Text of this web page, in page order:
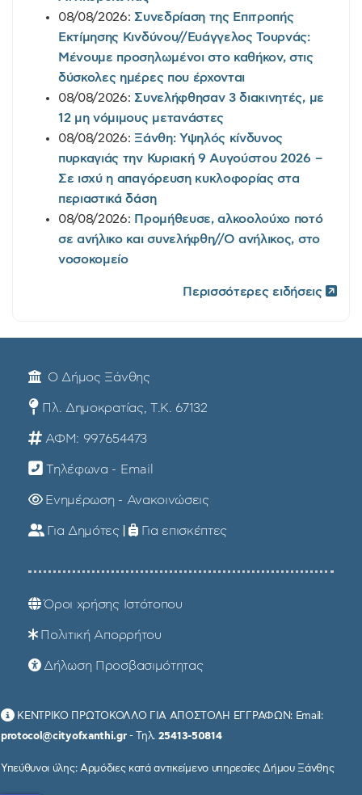
08/08/2026: Συνεδρίαση της Επιτροπής
Εκτίμησης Κινδύνου//Ευάγγελος Τουρνάς:
Μένουμε προσηλωμένοι στο καθήκον, στις
δύσκολες ημέρες που έρχονται
08/08/2026: Συνελήφθησαν 3 διακινητές, με
12 μη νόμιμους μετανάστες
08/08/2026: Ξάνθη: Υψηλός κίνδυνος
πυρκαγιάς την Κυριακή 9 Αυγούστου 2026 –
Σε ισχύ η απαγόρευση κυκλοφορίας στα
περιαστικά δάση
08/08/2026: Προμήθευσε, αλκοολούχο ποτό
σε ανήλικο και συνελήφθη//Ο ανήλικος, στο
νοσοκομείο
Περισσότερες ειδήσεις
Ο Δήμος Ξάνθης
Πλ. Δημοκρατίας, Τ.Κ. 67132
ΑΦΜ: 997654473
Τηλέφωνα - Email
Ενημέρωση - Ανακοινώσεις
Για Δημότες | Για επισκέπτες
Όροι χρήσης Ιστότοπου
Πολιτική Απορρήτου
Δήλωση Προσβασιμότητας
ΚΕΝΤΡΙΚΟ ΠΡΩΤΟΚΟΛΛΟ ΓΙΑ ΑΠΟΣΤΟΛΗ ΕΓΓΡΑΦΩΝ: Email:
protocol@cityofxanthi.gr- Τηλ. 25413-50814
Υπεύθυνοι ύλης: Αρμόδιες κατά αντικείμενο υπηρεσίες Δήμου Ξάνθης